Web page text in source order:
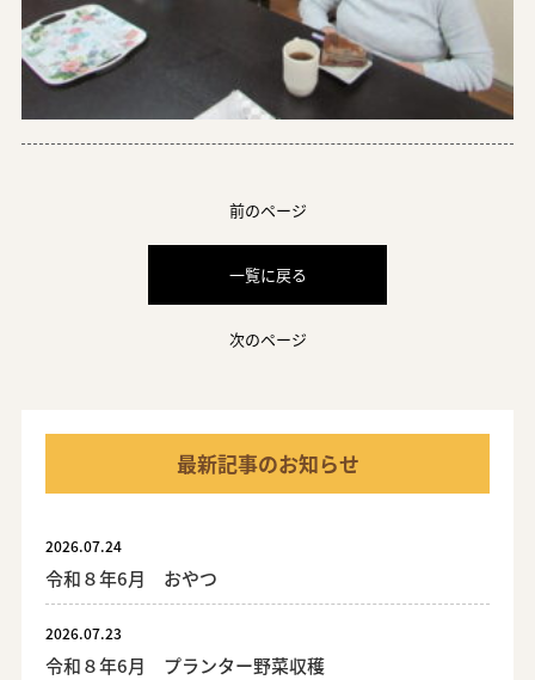
前のページ
一覧に戻る
次のページ
最新記事のお知らせ
2026.07.24
令和８年6月 おやつ
2026.07.23
令和８年6月 プランター野菜収穫